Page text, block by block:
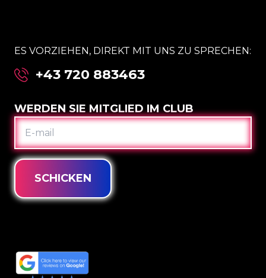
ES VORZIEHEN, DIREKT MIT UNS ZU SPRECHEN:
+43 720 883463
WERDEN SIE MITGLIED IM CLUB
E-
MAIL
SCHICKEN